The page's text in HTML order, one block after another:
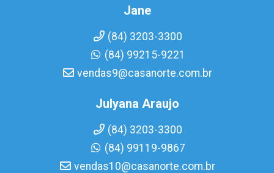
Jane
(84) 3203-3300
(84) 99215-9221
vendas9@casanorte.com.br
Julyana Araujo
(84) 3203-3300
(84) 99119-9867
vendas10@casanorte.com.br